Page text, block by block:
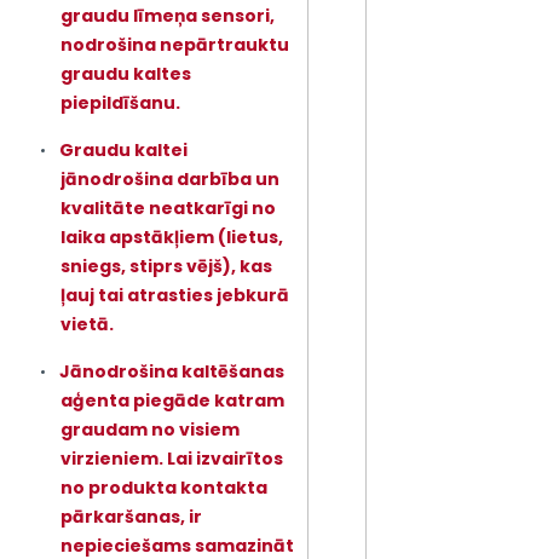
graudu līmeņa sensori,
nodrošina nepārtrauktu
graudu kaltes
piepildīšanu.
Graudu kaltei
jānodrošina darbība un
kvalitāte neatkarīgi no
laika apstākļiem (lietus,
sniegs, stiprs vējš), kas
ļauj tai atrasties jebkurā
vietā.
Jānodrošina kaltēšanas
aģenta piegāde katram
graudam no visiem
virzieniem. Lai izvairītos
no produkta kontakta
pārkaršanas, ir
nepieciešams samazināt